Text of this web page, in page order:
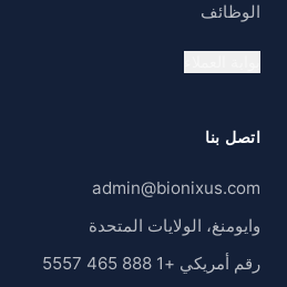
الوظائف
اتصل بنا
admin@bionixus.com
وايومنغ، الولايات المتحدة
رقم أمريكي +1 888 465 5557